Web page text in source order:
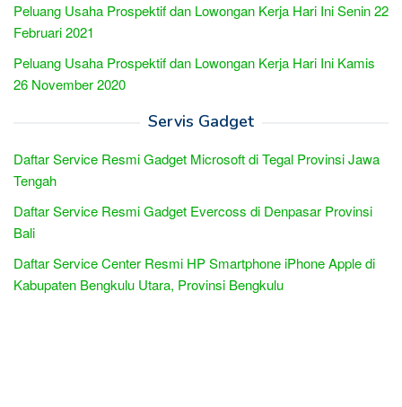
Peluang Usaha Prospektif dan Lowongan Kerja Hari Ini Senin 22
Februari 2021
Peluang Usaha Prospektif dan Lowongan Kerja Hari Ini Kamis
26 November 2020
Servis Gadget
Daftar Service Resmi Gadget Microsoft di Tegal Provinsi Jawa
Tengah
Daftar Service Resmi Gadget Evercoss di Denpasar Provinsi
Bali
Daftar Service Center Resmi HP Smartphone iPhone Apple di
Kabupaten Bengkulu Utara, Provinsi Bengkulu